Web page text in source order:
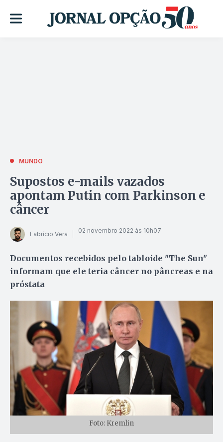
MUNDO
Supostos e-mails vazados
apontam Putin com Parkinson e
câncer
Fabrício Vera 02 novembro 2022 às 10h07
Documentos recebidos pelo tabloide "The Sun"
informam que ele teria câncer no pâncreas e na
próstata
Foto: Kremlin